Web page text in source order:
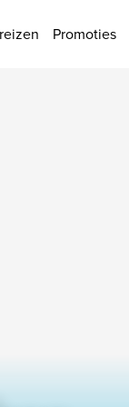
Promoties